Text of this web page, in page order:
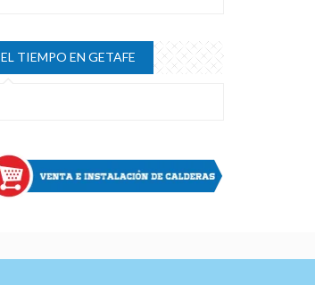
EL TIEMPO EN GETAFE